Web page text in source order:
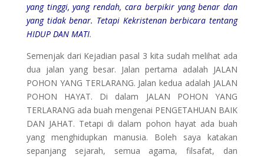
yang tinggi, yang rendah, cara berpikir yang benar dan
yang tidak benar. Tetapi Kekristenan berbicara tentang
HIDUP DAN MATI.
Semenjak dari Kejadian pasal 3 kita sudah melihat ada
dua jalan yang besar. Jalan pertama adalah JALAN
POHON YANG TERLARANG. Jalan kedua adalah JALAN
POHON HAYAT. Di dalam JALAN POHON YANG
TERLARANG ada buah mengenai PENGETAHUAN BAIK
DAN JAHAT. Tetapi di dalam pohon hayat ada buah
yang menghidupkan manusia. Boleh saya katakan
sepanjang sejarah, semua agama, filsafat, dan